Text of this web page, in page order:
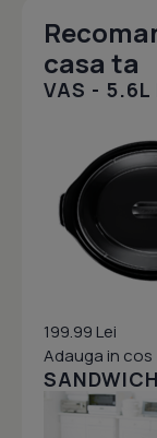
casa ta
VAS - 5.6L
199.99 Lei
Adauga in cos